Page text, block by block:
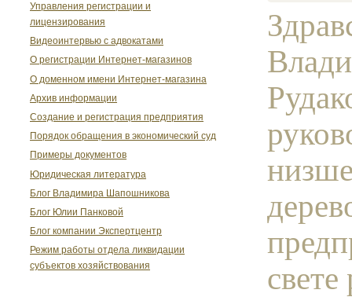
Управления регистрации и
лицензирования
Видеоинтервью с адвокатами
О регистрации Интернет-магазинов
О доменном имени Интернет-магазина
Архив информации
Создание и регистрация предприятия
Порядок обращения в экономический суд
Примеры документов
Юридическая литература
Блог Владимира Шапошникова
Блог Юлии Панковой
Блог компании Экспертцентр
Режим работы отдела ликвидации
субъектов хозяйствования